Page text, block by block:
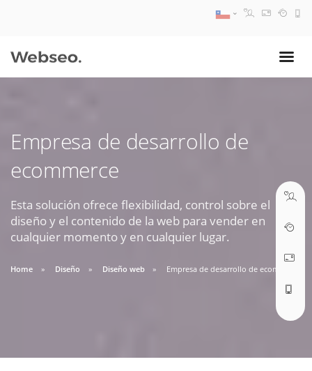
Empresa de desarrollo de
ecommerce
Esta solución ofrece flexibilidad, control sobre el
diseño y el contenido de la web para vender en
cualquier momento y en cualquier lugar.
Home Diseño Diseño web Empresa de desarrollo de ecommerce
09:30 AM A 18:30 PM
soporte@webseo.cl
ABRIR TICKET